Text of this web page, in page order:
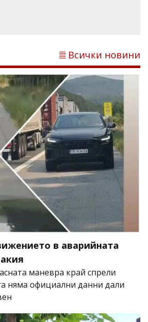
Всички новини
в аварийната
маневра край спрели
няма официални данни дали